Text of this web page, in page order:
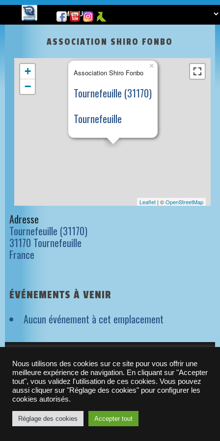
ASSOCIATION SHIRO FONBO
Association Shiro Fonbo
Tournefeuille (31170)
Tournefeuille
×
+
−
Leaflet | ©OpenStreetMap
Adresse
Tournefeuille (31170)
31170 Tournefeuille
France
ÉVÉNEMENTS À VENIR
Aucun événement à cet emplacement
© 2010-2021 - Origames | N°Siret : 523 288 637 00029
Nous utilisons des cookies sur ce site pour vous offrir une
meilleure expérience de navigation. En cliquant sur "Accepter
tout", vous validez l'utilisation de ces cookies. Vous pouvez
aussi cliquer sur "Réglage des cookies" pour configurer les
cookies autorisés.
Réglage des cookies Accepter tout